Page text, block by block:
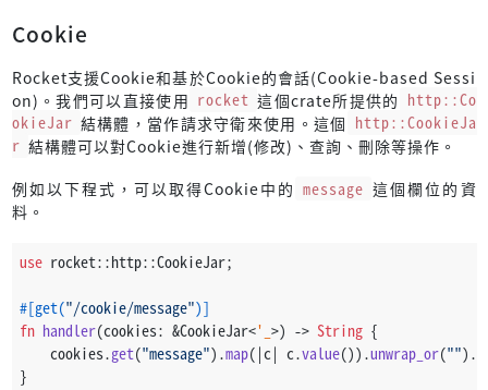
Cookie
Rocket支援Cookie和基於Cookie的會話(Cookie-based Sessi
on)。我們可以直接使用 rocket 這個crate所提供的 http::Co
okieJar 結構體，當作請求守衛來使用。這個 http::CookieJa
r 結構體可以對Cookie進行新增(修改)、查詢、刪除等操作。
例如以下程式，可以取得Cookie中的 message 這個欄位的資
料。
use rocket::http::CookieJar;
#[get("/cookie/message")]
fn handler(cookies: &CookieJar<'_ >) -> String {
    cookies.
get("message").map(|c| c.value()).unwrap_or("").
}